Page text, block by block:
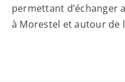
permettant d’échanger
à Morestel et autour de